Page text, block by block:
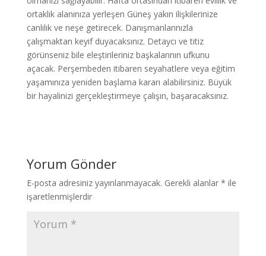
ortaklık alanınıza yerleşen Güneş yakın ilişkilerinize
canlılık ve neşe getirecek. Danışmanlarınızla
çalışmaktan keyif duyacaksınız. Detaycı ve titiz
görünseniz bile eleştirileriniz başkalarının ufkunu
açacak. Perşembeden itibaren seyahatlere veya eğitim
yaşamınıza yeniden başlama kararı alabilirsiniz. Büyük
bir hayalinizi gerçekleştirmeye çalışın, başaracaksınız.
Yorum Gönder
E-posta adresiniz yayınlanmayacak. Gerekli alanlar * ile
işaretlenmişlerdir